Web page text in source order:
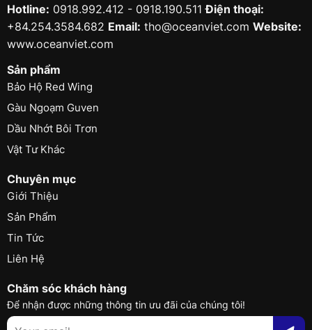
Hotline: 0918.992.412 - 0918.190.511Điện thoại:
+84.254.3584.682 Email: tho@oceanviet.com Website:
www.oceanviet.com
Sản phẩm
Bảo Hộ Red Wing
Gàu Ngoạm Guven
Dầu Nhớt Bôi Trơn
Vật Tư Khác
Chuyên mục
Giới Thiệu
Sản Phẩm
Tin Tức
Liên Hệ
Chăm sóc khách hàng
Để nhận được những thông tin ưu đãi của chúng tôi!